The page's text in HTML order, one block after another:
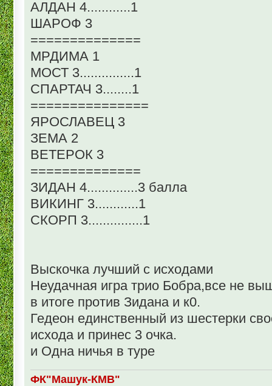
АЛДАН 4............1
ШАРОФ 3
==============
МРДИМА 1
МОСТ 3...............1
СПАРТАЧ 3........1
===============
ЯРОСЛАВЕЦ 3
ЗЕМА 2
ВЕТЕРОК 3
==============
ЗИДАН 4..............3 балла
ВИКИНГ 3............1
СКОРП 3...............1
Выскочка лучший с исходами
Неудачная игра трио Бобра,все не
в итоге против Зидана и к0.
Гедеон единственный из шестерки
исхода и принес 3 очка.
и Одна ничья в туре
ФК"Машук-КМВ"